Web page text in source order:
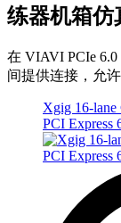
练器机箱仿
在 VIAVI PCIe
间提供连接，允
Xgig 16-lane
PCI Express